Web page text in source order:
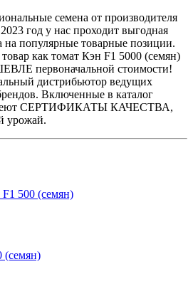
семена от производителя
год у нас проходит выгодная
популярные товарные позиции.
как томат Кэн F1 5000 (семян)
первоначальной стоимости!
дистрибьютор ведущих
Включенные в каталог
СЕРТИФИКАТЫ КАЧЕСТВА,
урожай.
500 (семян)
(семян)